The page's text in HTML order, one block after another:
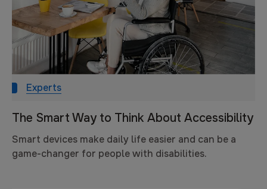
Experts
The Smart Way to Think About Accessibility
Smart devices make daily life easier and can be a
game-changer for people with disabilities.